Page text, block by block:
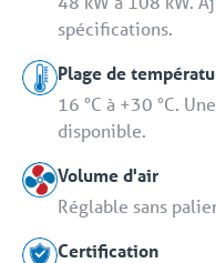
spécifications.
Plage de
16 °C à +30 °C.
disponible.
Volume d'air
Réglable sans
Certification